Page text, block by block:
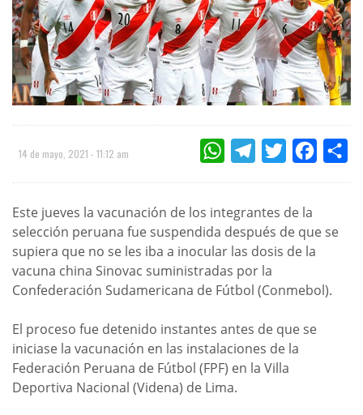
14 de mayo, 2021 - 11:12 am WHATSAPPTELEGRAMTWITTER
Este jueves la vacunación de los integrantes de la
selección peruana fue suspendida después de que se
supiera que no se les iba a inocular las dosis de la
vacuna china Sinovac suministradas por la
Confederación Sudamericana de Fútbol (Conmebol).
El proceso fue detenido instantes antes de que se
iniciase la vacunación en las instalaciones de la
Federación Peruana de Fútbol (FPF) en la Villa
Deportiva Nacional (Videna) de Lima.